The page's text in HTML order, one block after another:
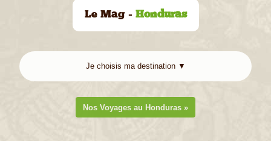
Le Mag - Honduras
Nos Voyages au Honduras »